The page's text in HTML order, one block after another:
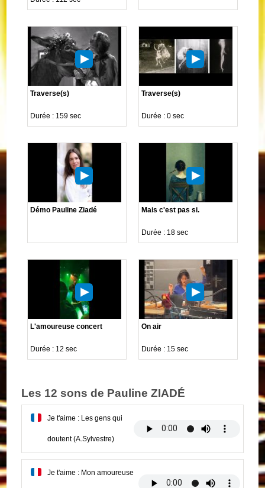
Traverse(s)
Durée : 159 sec
Traverse(s)
Durée : 0 sec
Démo Pauline Ziadé Mais c'est pas si.
Durée : 18 sec
L'amoureuse concert
Durée : 12 sec
On air
Durée : 15 sec
Les 12 sons de Pauline ZIADÉ
Je t'aime : Les gens qui
doutent (A.Sylvestre)
Je t'aime : Mon amoureuse